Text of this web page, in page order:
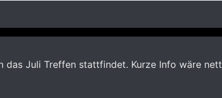
das Juli Treffen stattfindet. Kurze Info wäre